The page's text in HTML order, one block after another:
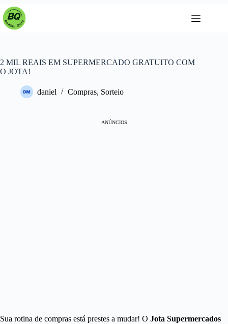
Pular
para
2 MIL REAIS EM SUPERMERCADO GRATUITO COM
O JOTA!
daniel Compras, Sorteio
ANÚNCIOS
Sua rotina de compras está prestes a mudar! O Jota Supermercados